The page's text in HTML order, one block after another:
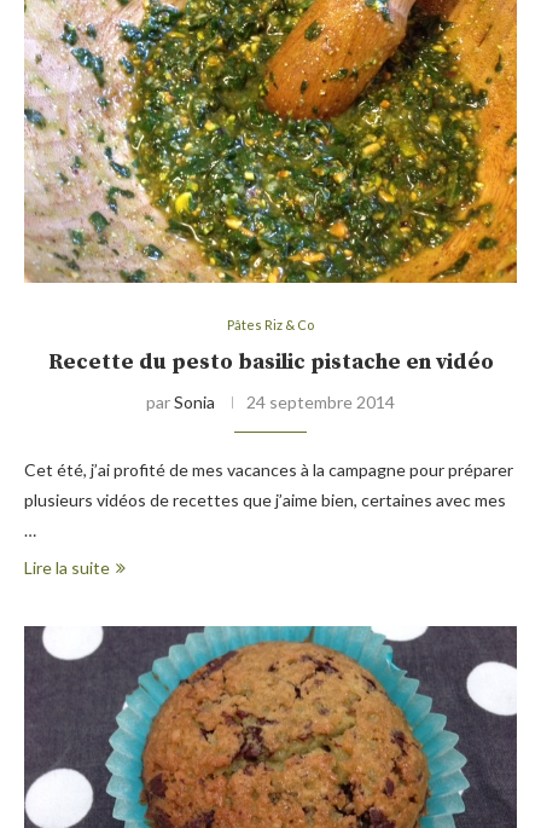
Pâtes Riz & Co
Recette du pesto basilic pistache en vidéo
parSonia 24 septembre 2014
Cet été, j’ai profité de mes vacances à la campagne pour préparer
plusieurs vidéos de recettes que j’aime bien, certaines avec mes
…
Lire la suite